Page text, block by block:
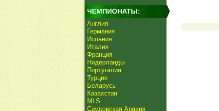
ЧЕМПИОНАТЫ:
Англия
Германия
Испания
Италия
Франция
Нидерланды
Португалия
Турция
Беларусь
Казахстан
MLS
Саудовская Аравия